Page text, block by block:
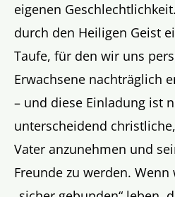
eigenen
durch den Heiligen Geist
Taufe, für den wir uns
Erwachsene nachträglich
– und diese Einladung ist
unterscheidend
Vater anzunehmen und
Freunde zu werden.